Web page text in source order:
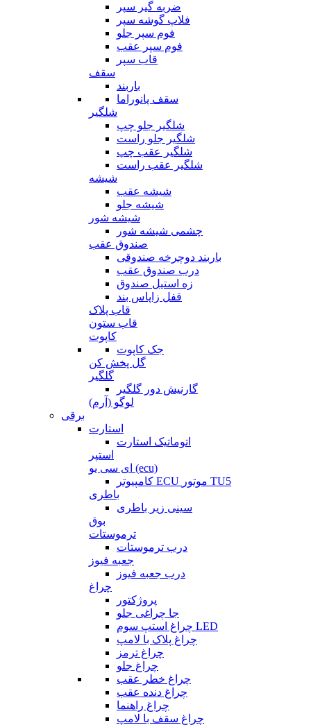
ضربه گیر سپر
فلاپ گوشه سپر
فوم سپر جلو
فوم سپر عقب
قاب سپر
سقف
باربند
سقف پانوراما
شلگیر
شلگیر جلو چپ
شلگیر جلو راست
شلگیر عقب چپ
شلگیر عقب راست
شیشه
شیشه عقب
شیشه جلو
شیشه شور
چشمی شیشه شور
صندوق عقب
باربند دوچرخه صندوقی
درب صندوق عقب
زه استیل صندوق
قفل زاپاس بند
قاب پلاک
قاب ستون
کاپوت
جک کاپوت
گل پخش کن
گلگیر
گارنیش دور گلگیر
لوگو (آرم)
برقی
استارت
اتوماتیک استارت
استپر
ای سی یو (ecu)
کامپیوتر ECU موتور TU5
باطری
سینی زیر باطری
بوق
ترموستات
درب ترموستات
جعبه فیوز
درب جعبه فیوز
چراغ
پروژکتور
جا چراغی جلو
چراغ استپ سوم LED
چراغ پلاک با لامپ
چراغ ترمز
چراغ جلو
چراغ خطر عقب
چراغ دنده عقب
چراغ راهنما
چراغ سقف با لامپ